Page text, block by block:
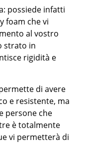
possiede infatti
foam che vi
al vostro
strato in
rigidità e
di avere
e resistente, ma
persone che
è totalmente
vi permetterà di